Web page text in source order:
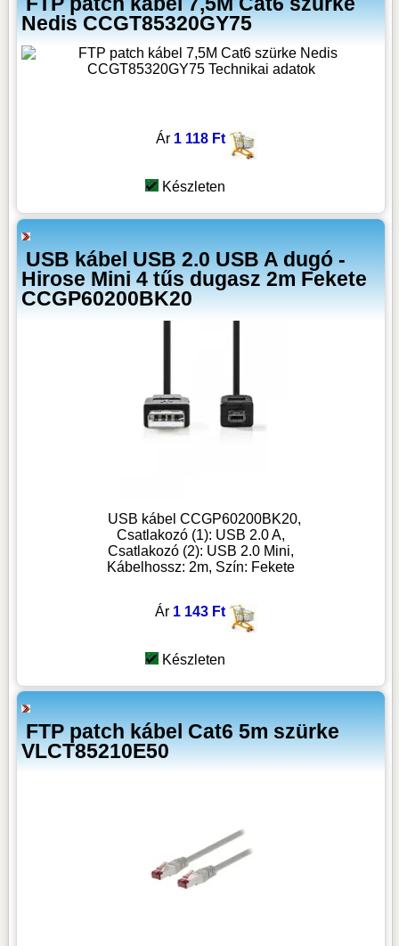
Nedis CCGT85320GY75
Ár 1 118 Ft
Készleten
USB kábel USB 2.0 USB A dugó -
Hirose Mini 4 tűs dugasz 2m Fekete
CCGP60200BK20
USB kábel CCGP60200BK20,
Csatlakozó (1): USB 2.0 A,
Csatlakozó (2): USB 2.0 Mini,
Kábelhossz: 2m, Szín: Fekete
Ár 1 143 Ft
Készleten
FTP patch kábel Cat6 5m szürke
VLCT85210E50